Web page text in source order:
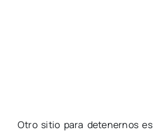
Otro sitio para detenernos es